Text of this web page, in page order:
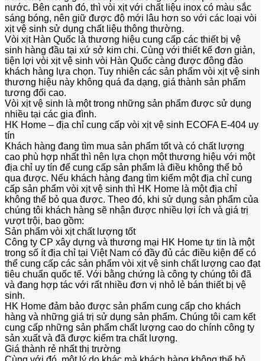
nước. Bên cạnh đó, thì vòi xịt với chất liệu inox có màu sắc
sáng bóng, nên giữ được độ mới lâu hơn so với các loại vòi
xịt vệ sinh sử dụng chất liệu thông thường.
Vòi xịt Hàn Quốc là thương hiệu cung cấp các thiết bị vệ
sinh hàng đầu tại xứ sở kim chi. Cùng với thiết kế đơn giản,
tiện lợi vòi xịt vệ sinh vòi Hàn Quốc càng được đông đảo
khách hàng lựa chọn. Tuy nhiên các sản phẩm vòi xịt vệ sinh
thương hiệu này không quá đa dạng, giá thành sản phẩm
tương đối cao.
Vòi xịt vệ sinh là một trong những sản phẩm được sử dụng
nhiều tại các gia đình.
HK Home – địa chỉ cung cấp vòi xịt vệ sinh ECOFA E-404 uy
tín
Khách hàng đang tìm mua sản phẩm tốt và có chất lượng
cao phù hợp nhất thì nên lựa chọn một thương hiệu với một
địa chỉ uy tín để cung cấp sản phẩm là điều không thể bỏ
qua được. Nếu khách hàng đang tìm kiếm một địa chỉ cung
cấp sản phẩm vòi xịt vệ sinh thì HK Home là một địa chỉ
không thể bỏ qua được. Theo đó, khi sử dụng sản phẩm của
chúng tôi khách hàng sẽ nhận được nhiều lợi ích và giá trị
vượt trội, bao gồm:
Sản phẩm vòi xịt chất lượng tốt
Công ty CP xây dựng và thương mại HK Home tự tin là một
trong số ít địa chỉ tại Việt Nam có đầy đủ các điều kiện để có
thể cung cấp các sản phẩm vòi xịt vệ sinh chất lượng cao đạt
tiêu chuẩn quốc tế. Với bằng chứng là công ty chúng tôi đã
và đang hợp tác với rất nhiều đơn vị nhỏ lẻ bán thiết bị vệ
sinh.
HK Home đảm bảo được sản phẩm cung cấp cho khách
hàng và những giá trị sử dụng sản phẩm. Chúng tôi cam kết
cung cấp những sản phẩm chất lượng cao do chính công ty
sản xuất và đã được kiểm tra chất lượng.
Giá thành rẻ nhất thị trường